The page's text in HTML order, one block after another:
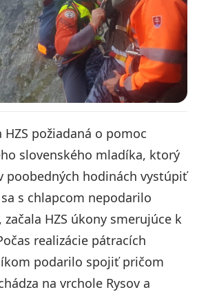
HZS požiadaná o pomoc
slovenského mladíka, ktorý
poobedných hodinách vystúpiť
s chlapcom nepodarilo
HZS úkony smerujúce k
realizácie pátracích
podarilo spojiť pričom
na vrchole Rysov a